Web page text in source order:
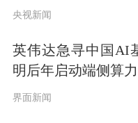
售，带动生猪价
区域养殖端缩量
价猪源减少，
后，下游收购积
央视新闻
英伟达急寻中国AI
明后年启动端侧算
界面新闻